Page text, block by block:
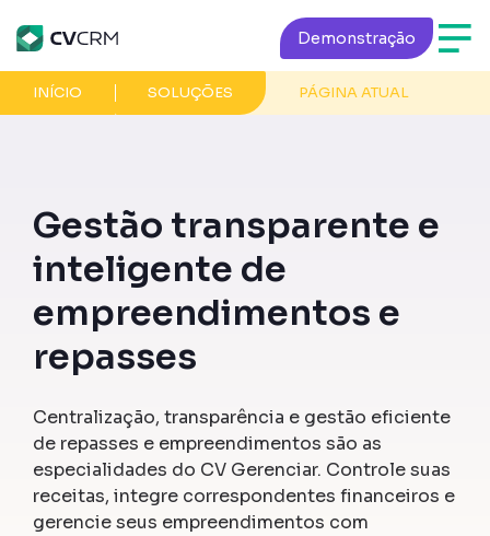
Demonstração
PÁGINA ATUAL
SOLUÇÕES
INÍCIO
Gestão transparente e
inteligente de
empreendimentos e
repasses
Centralização, transparência e gestão eficiente
de repasses e empreendimentos são as
especialidades do CV Gerenciar. Controle suas
receitas, integre correspondentes financeiros e
gerencie seus empreendimentos com